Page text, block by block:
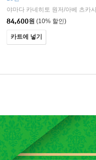
야마다 카네히토 원저/아베 츠카
84,600원 (10% 할인)
카트에 넣기